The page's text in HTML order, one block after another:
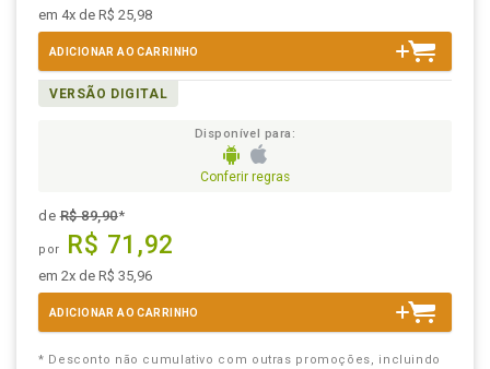
em 4x de R$ 25,98
ADICIONAR AO CARRINHO
VERSÃO DIGITAL
Disponível para:
Conferir regras
deR$ 89,90*
por R$ 71,92
em 2x de R$ 35,96
ADICIONAR AO CARRINHO
* Desconto não cumulativo com outras promoções, incluindo